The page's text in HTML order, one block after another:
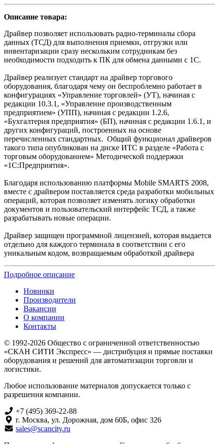
Описание товара:
Драйвер позволяет использовать радио-терминалы сбора
данных (ТСД) для выполнения приемки, отгрузки или
инвентаризации сразу нескольким сотрудникам без
необходимости подходить к ПК для обмена данными с 1С.
Драйвер реализует стандарт на драйвер торгового
оборудования, благодаря чему он беспроблемно работает в
конфигурациях «Управление торговлей» (УТ), начиная с
редакции 10.3.1, «Управление производственным
предприятием» (УПП), начиная с редакции 1.2.6,
«Бухгалтерия предприятия» (БП), начиная с редакции 1.6.1, и
других конфигураций, построенных на основе
перечисленных стандартных. Общий функционал драйверов
такого типа опубликован на диске ИТС в разделе «Работа с
торговым оборудованием» Методической поддержки
«1С:Предприятия».
Благодаря использованию платформы Mobile SMARTS 2008,
вместе с драйвером поставляется среда разработки мобильных
операций, которая позволяет изменять логику обработки
документов и пользовательский интерфейс ТСД, а также
разрабатывать новые операции.
Драйвер защищен программной лицензией, которая выдается
отдельно для каждого терминала в соответствии с его
уникальным кодом, возвращаемым обработкой драйвера
Подробное описание
Новинки
Производители
Вакансии
О компании
Контакты
© 1992-2026 Общество с ограниченной ответственностью
«СКАН СИТИ Экспресс» — дистрибуция и прямые поставки
оборудования и решений для автоматизации торговли и
логистики.
Любое использование материалов допускается только с
разрешения компании.
+7 (495) 369-22-88
г. Москва, ул. Дорожная, дом 60Б, офис 326
sales@scancity.ru